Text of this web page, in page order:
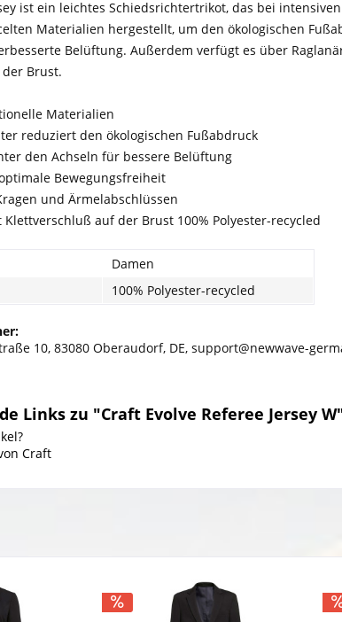
ist ein leichtes Schiedsrichtertrikot, das bei
Materialien hergestellt, um den ökologischen
Belüftung. Außerdem verfügt es über
Brust.
Materialien
reduziert den ökologischen Fußabdruck
den Achseln für bessere Belüftung
Bewegungsfreiheit
und Ärmelabschlüssen
Klettverschluß auf der Brust 100% Polyester-recycled
Damen
100% Polyester-recycled
10, 83080 Oberaudorf, DE, support@newwave-
Links zu "Craft Evolve Referee Jersey
Craft